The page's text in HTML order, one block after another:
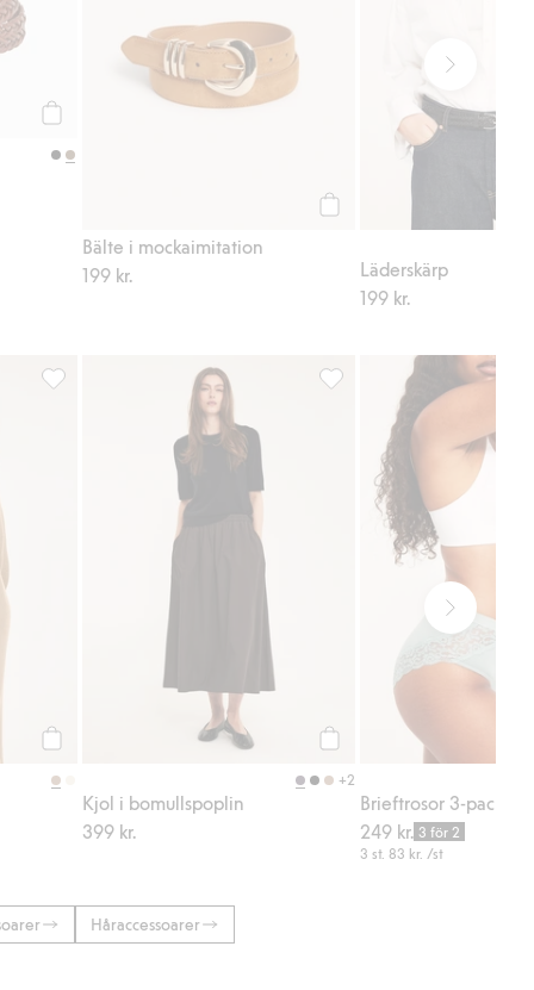
Bälte i mockaimitation
199 kr.
Läderskärp
199 kr.
i favoriter
Ribbstickad klänning, Lägg till i favoriter
+2
Kjol i bomullspoplin
399 kr.
Kjol i bomullspoplin,
Brieftrosor 3-pack i
249 kr. 3 för 2
3 st. 83 kr. /st
Håraccessoarer